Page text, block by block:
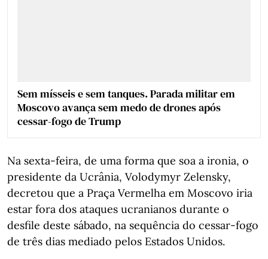
Sem mísseis e sem tanques. Parada militar em
Moscovo avança sem medo de drones após
cessar-fogo de Trump
Na sexta-feira, de uma forma que soa a ironia, o
presidente da Ucrânia, Volodymyr Zelensky,
decretou que a Praça Vermelha em Moscovo iria
estar fora dos ataques ucranianos durante o
desfile deste sábado, na sequência do cessar-fogo
de três dias mediado pelos Estados Unidos.